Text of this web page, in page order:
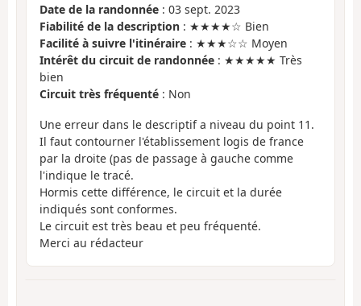
Date de la randonnée : 03 sept. 2023
Fiabilité de la description : ★★★★☆ Bien
Facilité à suivre l'itinéraire : ★★★☆☆ Moyen
Intérêt du circuit de randonnée : ★★★★★ Très
bien
Circuit très fréquenté : Non
Une erreur dans le descriptif a niveau du point 11.
Il faut contourner l'établissement logis de france
par la droite (pas de passage à gauche comme
l'indique le tracé.
Hormis cette différence, le circuit et la durée
indiqués sont conformes.
Le circuit est très beau et peu fréquenté.
Merci au rédacteur